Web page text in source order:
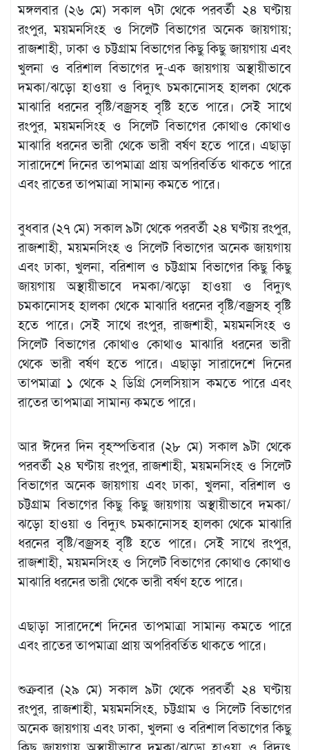
মঙ্গলবার (২৬ মে) সকাল ৭টা থেকে পরবর্তী ২৪ ঘণ্টায়
রংপুর, ময়মনসিংহ ও সিলেট বিভাগের অনেক জায়গায়;
রাজশাহী, ঢাকা ও চট্টগ্রাম বিভাগের কিছু কিছু জায়গায় এবং
খুলনা ও বরিশাল বিভাগের দু-এক জায়গায় অস্থায়ীভাবে
দমকা/ঝড়ো হাওয়া ও বিদ্যুৎ চমকানোসহ হালকা থেকে
মাঝারি ধরনের বৃষ্টি/বজ্রসহ বৃষ্টি হতে পারে। সেই সাথে
রংপুর, ময়মনসিংহ ও সিলেট বিভাগের কোথাও কোথাও
মাঝারি ধরনের ভারী থেকে ভারী বর্ষণ হতে পারে। এছাড়া
সারাদেশে দিনের তাপমাত্রা প্রায় অপরিবর্তিত থাকতে পারে
এবং রাতের তাপমাত্রা সামান্য কমতে পারে।
বুধবার (২৭ মে) সকাল ৯টা থেকে পরবর্তী ২৪ ঘণ্টায় রংপুর,
রাজশাহী, ময়মনসিংহ ও সিলেট বিভাগের অনেক জায়গায়
এবং ঢাকা, খুলনা, বরিশাল ও চট্টগ্রাম বিভাগের কিছু কিছু
জায়গায় অস্থায়ীভাবে দমকা/ঝড়ো হাওয়া ও বিদ্যুৎ
চমকানোসহ হালকা থেকে মাঝারি ধরনের বৃষ্টি/বজ্রসহ বৃষ্টি
হতে পারে। সেই সাথে রংপুর, রাজশাহী, ময়মনসিংহ ও
সিলেট বিভাগের কোথাও কোথাও মাঝারি ধরনের ভারী
থেকে ভারী বর্ষণ হতে পারে। এছাড়া সারাদেশে দিনের
তাপমাত্রা ১ থেকে ২ ডিগ্রি সেলসিয়াস কমতে পারে এবং
রাতের তাপমাত্রা সামান্য কমতে পারে।
আর ঈদের দিন বৃহস্পতিবার (২৮ মে) সকাল ৯টা থেকে
পরবর্তী ২৪ ঘণ্টায় রংপুর, রাজশাহী, ময়মনসিংহ ও সিলেট
বিভাগের অনেক জায়গায় এবং ঢাকা, খুলনা, বরিশাল ও
চট্টগ্রাম বিভাগের কিছু কিছু জায়গায় অস্থায়ীভাবে দমকা/
ঝড়ো হাওয়া ও বিদ্যুৎ চমকানোসহ হালকা থেকে মাঝারি
ধরনের বৃষ্টি/বজ্রসহ বৃষ্টি হতে পারে। সেই সাথে রংপুর,
রাজশাহী, ময়মনসিংহ ও সিলেট বিভাগের কোথাও কোথাও
মাঝারি ধরনের ভারী থেকে ভারী বর্ষণ হতে পারে।
এছাড়া সারাদেশে দিনের তাপমাত্রা সামান্য কমতে পারে
এবং রাতের তাপমাত্রা প্রায় অপরিবর্তিত থাকতে পারে।
শুক্রবার (২৯ মে) সকাল ৯টা থেকে পরবর্তী ২৪ ঘণ্টায়
রংপুর, রাজশাহী, ময়মনসিংহ, চট্টগ্রাম ও সিলেট বিভাগের
অনেক জায়গায় এবং ঢাকা, খুলনা ও বরিশাল বিভাগের কিছু